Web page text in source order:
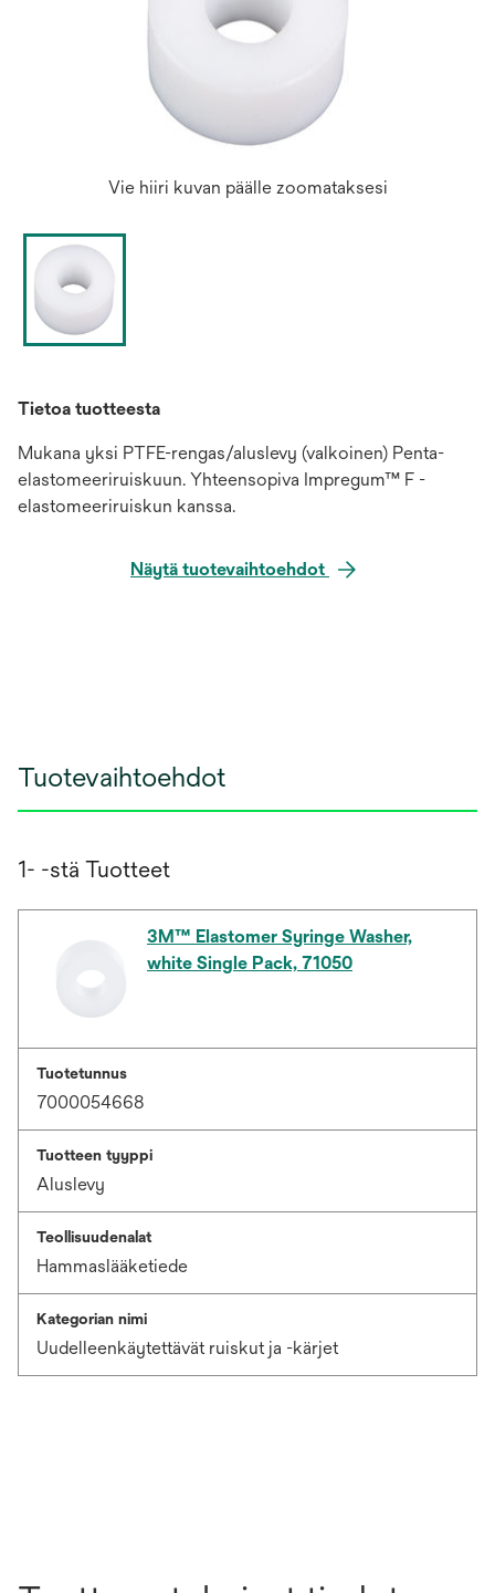
Vie hiiri kuvan päälle zoomataksesi
Tietoa tuotteesta
Mukana yksi PTFE-rengas/aluslevy (valkoinen) Penta-
elastomeeriruiskuun. Yhteensopiva Impregum™ F -
elastomeeriruiskun kanssa.
Näytä tuotevaihtoehdot
Tuotevaihtoehdot
1- -stä Tuotteet
3M™ Elastomer Syringe Washer,
white Single Pack, 71050
Tuotetunnus
7000054668
Tuotteen tyyppi
Aluslevy
Teollisuudenalat
Hammaslääketiede
Kategorian nimi
Uudelleenkäytettävät ruiskut ja -kärjet